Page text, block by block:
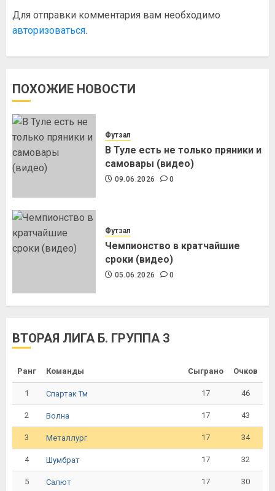
Для отправки комментария вам необходимо
авторизоваться.
ПОХОЖИЕ НОВОСТИ
Футзал
В Туле есть не только пряники и
самовары (видео)
09.06.2026 0
Футзал
Чемпионство в кратчайшие
сроки (видео)
05.06.2026 0
ВТОРАЯ ЛИГА Б. ГРУППА 3
Ранг Команды Сыграно Очков
1 Спартак Тм 17 46
2 Волна 17 43
3 Металлург 17 34
4 Шумбрат 17 32
5 Салют 17 30